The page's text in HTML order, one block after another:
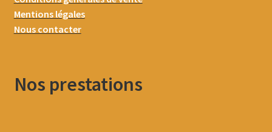
Mentions légales
Nous contacter
Nos prestations